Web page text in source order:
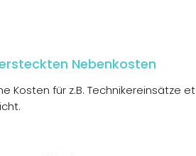
Nebenkosten
Kosten für z.B. Technikereinsätze